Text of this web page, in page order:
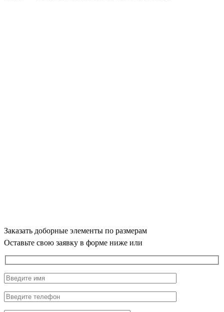
Заказать доборные элементы по размерам
Оставьте свою заявку в форме ниже или